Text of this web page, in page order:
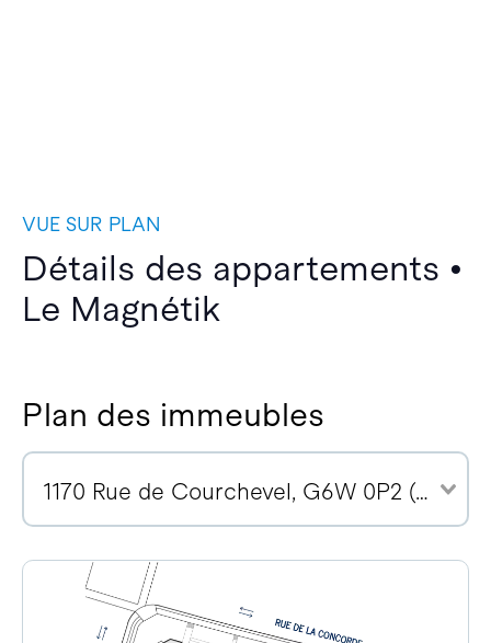
VUE SUR PLAN
Détails des appartements •
Le Magnétik
Plan des immeubles
1170 Rue de Courchevel, G6W 0P2 (14)